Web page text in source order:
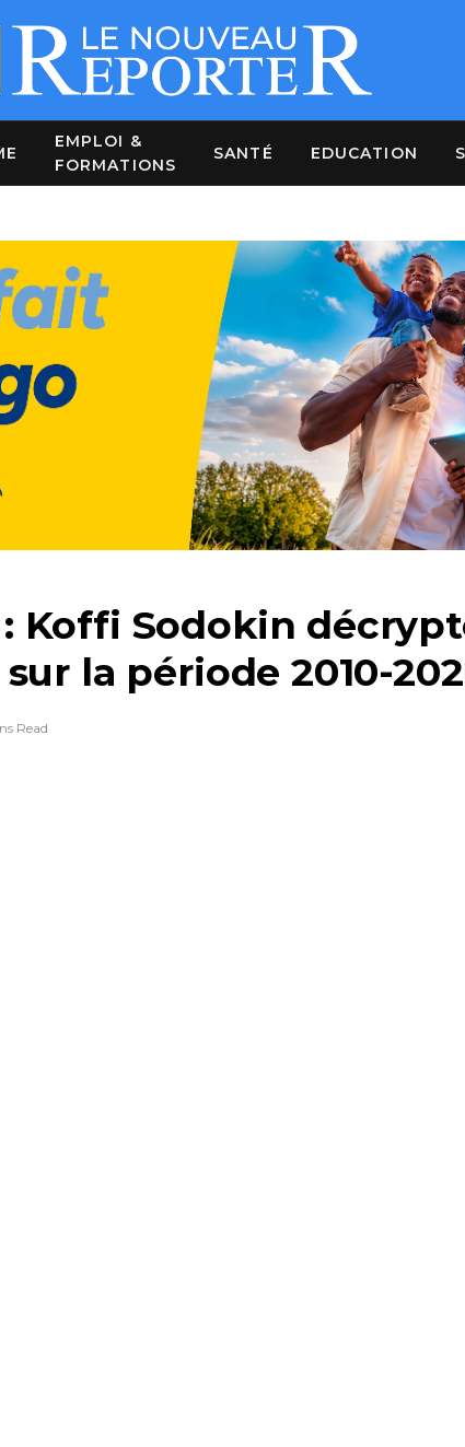
EMPLOI &
FORMATIONS
SANTÉ EDUCATION
Koffi Sodokin
la période 2010-
Read